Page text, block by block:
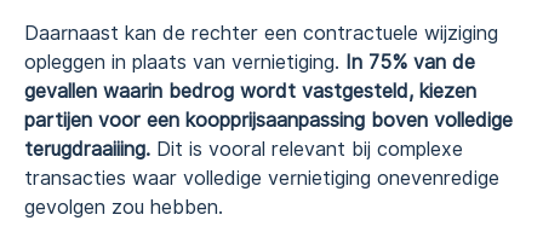
Daarnaast kan de rechter een contractuele wijziging
opleggen in plaats van vernietiging. In 75% van de
gevallen waarin bedrog wordt vastgesteld, kiezen
partijen voor een koopprijs­aanpassing boven volledige
terugdraaiiing. Dit is vooral relevant bij complexe
transacties waar volledige vernietiging onevenredige
gevolgen zou hebben.